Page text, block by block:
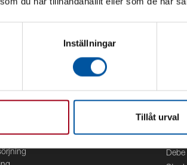
Inställningar
Tillåt urval
Debe